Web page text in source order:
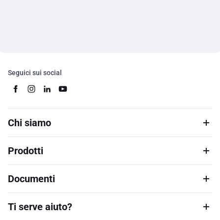
Seguici sui social
Chi siamo
Prodotti
Documenti
Ti serve aiuto?